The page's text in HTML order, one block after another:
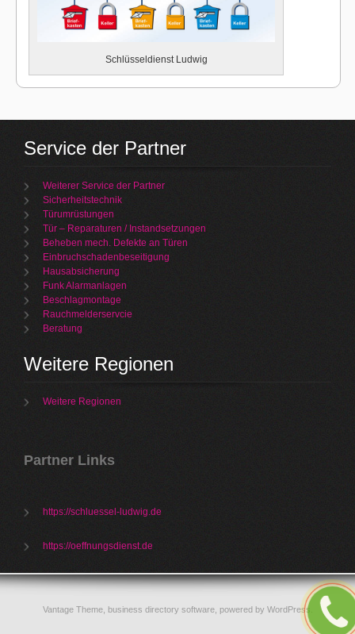
Schlüsseldienst Ludwig
Service der Partner
Weiterer Service der Partner
Sicherheitstechnik
Türumrüstungen
Tür – Reparaturen / Instandsetzungen
Beheben mech. Defekte an Türen
Einbruchschadenbeseitigung
Hausabsicherung
Funk Alarmanlagen
Beschlagmontage
Rauchmelderservcie
Beratung
Weitere Regionen
Weitere Regionen
Partner Links
https://schluessel-ludwig.de
https://oeffnungsdienst.de
Vantage Theme, business directory software, powered by WordPress